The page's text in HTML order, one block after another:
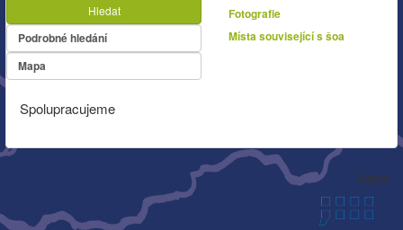
Hledat
Podrobné hledání
Mapa
Fotografie
Místa související s šoa
Spolupracujeme
Autor